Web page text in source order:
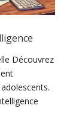
Découvrez